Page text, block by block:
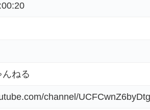
んねる
channel/